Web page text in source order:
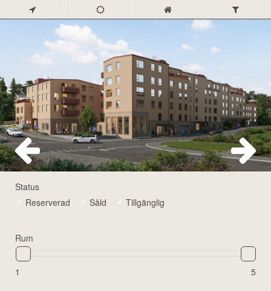
Status
Reserverad
Såld Tillgänglig
Rum
1 5